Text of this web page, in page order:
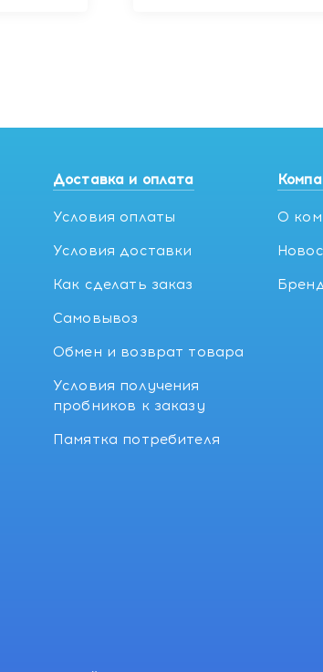
Доставка и оплата
Условия оплаты
Условия доставки
Как сделать заказ
Самовывоз
Обмен и возврат товара
Условия получения
пробников к заказу
Памятка потребителя
О